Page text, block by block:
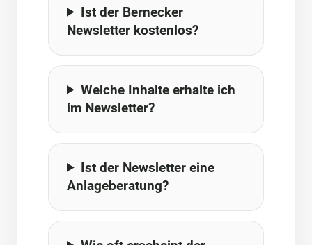
Ist der Bernecker
Newsletter kostenlos?
Welche Inhalte erhalte ich
im Newsletter?
Ist der Newsletter eine
Anlageberatung?